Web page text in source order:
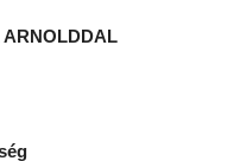
ARNOLDDAL